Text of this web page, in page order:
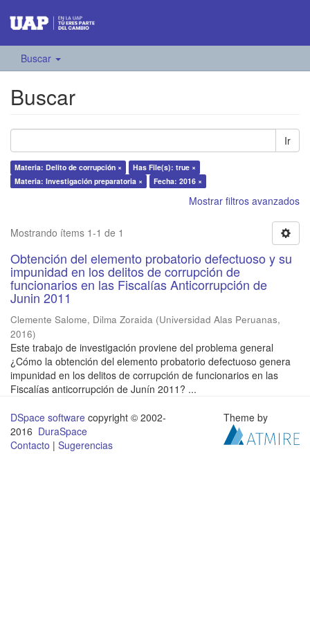
Buscar
Buscar
Ir
Materia: Delito de corrupción ×
Has File(s): true ×
Materia: Investigación preparatoria ×
Fecha: 2016 ×
Mostrar filtros avanzados
Mostrando ítems 1-1 de 1
Obtención del elemento probatorio defectuoso y su
impunidad en los delitos de corrupción de
funcionarios en las Fiscalías Anticorrupción de
Junin 2011
Clemente Salome, Dilma Zoraida (Universidad Alas Peruanas,
2016)
Este trabajo de investigación proviene del problema general
¿Cómo la obtención del elemento probatorio defectuoso genera
impunidad en los delitos de corrupción de funcionarios en las
Fiscalías anticorrupción de Junín 2011? ...
DSpace software copyright © 2002-
2016 DuraSpace
Contacto | Sugerencias
Theme by